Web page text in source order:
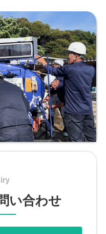
い合わせ